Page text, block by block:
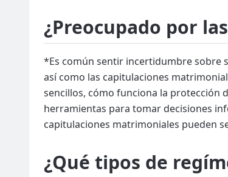
¿Preocupado por
*Es común sentir incertidumbre sobre
así como las capitulaciones
sencillos, cómo funciona la protección
herramientas para tomar decisiones
capitulaciones matrimoniales pueden
¿Qué tipos de